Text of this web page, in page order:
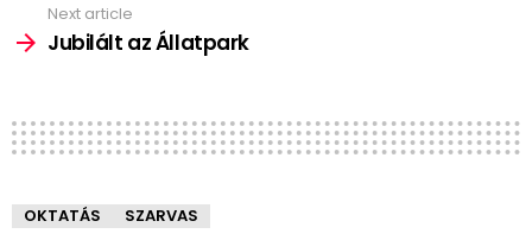
Next article
Jubilált az Állatpark
OKTATÁS SZARVAS